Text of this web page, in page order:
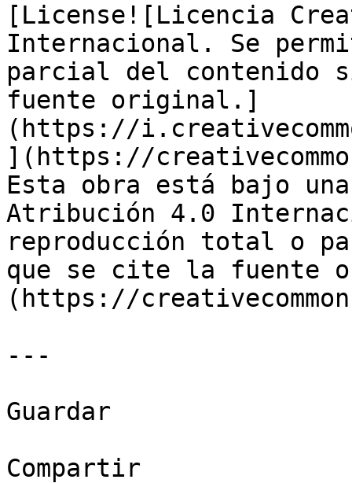
[License![Licencia
Internacional. Se
parcial del contenido
fuente original.]
(https://
](https://
Esta obra está bajo
Atribución 4.0
reproducción total o
que se cite la fuente
(https://
---
Guardar
Compartir